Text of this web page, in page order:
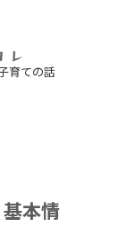
育ての話
本情